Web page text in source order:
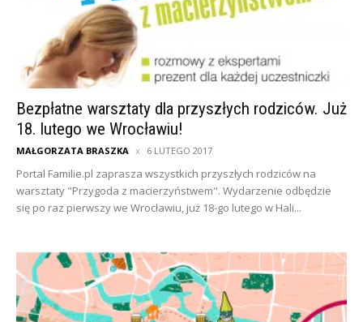
Bezpłatne warsztaty dla przyszłych rodziców. Już
18. lutego we Wrocławiu!
MAŁGORZATA BRASZKA 6 LUTEGO 2017
Portal Familie.pl zaprasza wszystkich przyszłych rodziców na
warsztaty "Przygoda z macierzyństwem". Wydarzenie odbędzie
się po raz pierwszy we Wrocławiu, już 18-go lutego w Hali...